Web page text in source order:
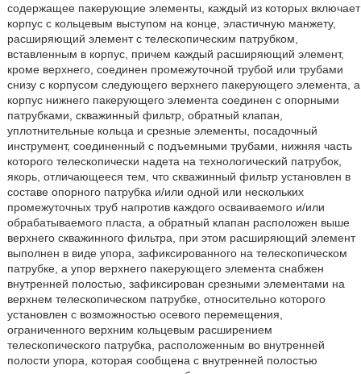
содержащее пакерующие элементы, каждый из которых включает
корпус с кольцевым выступом на конце, эластичную манжету,
расширяющий элемент с телескопическим патрубком,
вставленным в корпус, причем каждый расширяющий элемент,
кроме верхнего, соединен промежуточной трубой или трубами
снизу с корпусом следующего верхнего пакерующего элемента, а
корпус нижнего пакерующего элемента соединен с опорными
патрубками, скважинный фильтр, обратный клапан,
уплотнительные кольца и срезные элементы, посадочный
инструмент, соединенный с подъемными трубами, нижняя часть
которого телескопически надета на технологический патрубок,
якорь, отличающееся тем, что скважинный фильтр установлен в
составе опорного патрубка и/или одной или нескольких
промежуточных труб напротив каждого осваиваемого и/или
обрабатываемого пласта, а обратный клапан расположен выше
верхнего скважинного фильтра, при этом расширяющий элемент
выполнен в виде упора, зафиксированного на телескопическом
патрубке, а упор верхнего пакерующего элемента снабжен
внутренней полостью, зафиксирован срезными элементами на
верхнем телескопическом патрубке, относительно которого
установлен с возможностью осевого перемещения,
ограниченного верхним кольцевым расширением
телескопического патрубка, расположенным во внутренней
полости упора, которая сообщена с внутренней полостью